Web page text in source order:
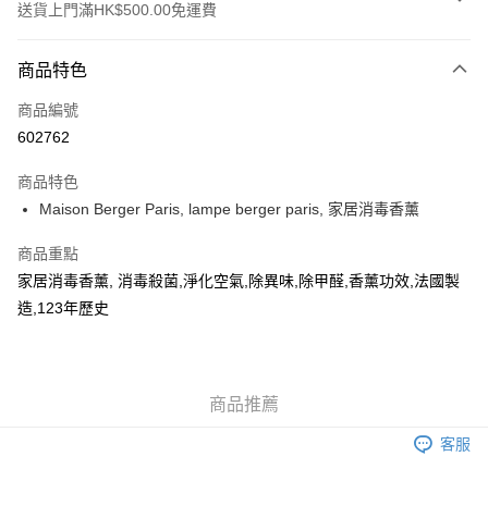
送貨上門滿HK$500.00免運費
信用卡
AlipayHK
送貨方式
可選擇宅配, 順豐智能櫃, 順豐自提點等 , 如須智能樻提貨請輸入順
豐自提點點碼便可
每筆HK$30.00，滿HK$500.00或以上免運費
商品特色
商品編號
602762
商品特色
Maison Berger Paris, lampe berger paris, 家居消毒香薰
商品重點
家居消毒香薰, 消毒殺菌,淨化空氣,除異味,除甲醛,香薰功效,法國製
造,123年歷史
商品推薦
客服